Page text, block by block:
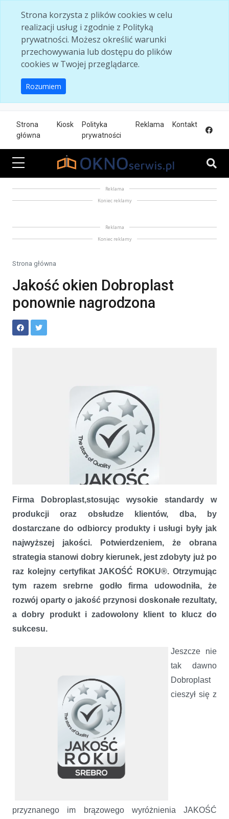
Strona korzysta z plików cookies w celu
realizacji usług i zgodnie z Polityką
prywatności. Możesz określić warunki
przechowywania lub dostępu do plików
cookies w Twojej przeglądarce.
Rozumiem
Strona
główna
Kiosk
Polityka
prywatności
Reklama Kontakt
Reklama
Koniec reklamy
Reklama
Koniec reklamy
Strona główna
Jakość okien Dobroplast
ponownie nagrodzona
Jakość okien Dobroplast ponownie nagrodzona
Firma Dobroplast,stosując wysokie standardy w
produkcji oraz obsłudze klientów, dba, by
dostarczane do odbiorcy produkty i usługi były jak
najwyższej jakości. Potwierdzeniem, że obrana
strategia stanowi dobry kierunek, jest zdobyty już po
raz kolejny certyfikat JAKOŚĆ ROKU®. Otrzymując
tym razem srebrne godło firma udowodniła, że
rozwój oparty o jakość przynosi doskonałe rezultaty,
a dobry produkt i zadowolony klient to klucz do
sukcesu.
Jeszcze nie
tak dawno
Dobroplast
cieszył się z
przyznanego im brązowego wyróżnienia JAKOŚĆ